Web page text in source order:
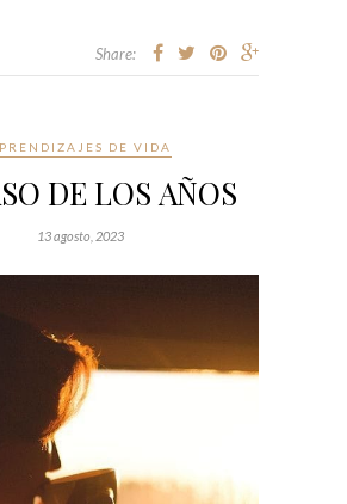
Share:
DE VIDA
DE LOS AÑOS
13 agosto, 2023